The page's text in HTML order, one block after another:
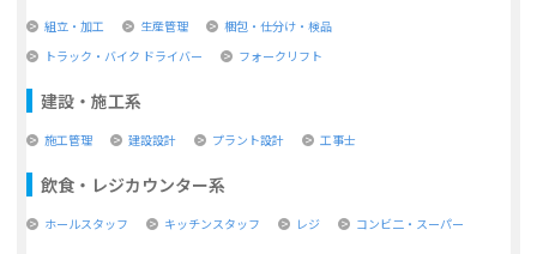
組立・加工 生産管理
梱包・仕分け・検品
トラック・バイク ドライバー
フォークリフト
建設・施工系
施工管理 建設設計 プラント設計 工事士
飲食・レジカウンター系
ホールスタッフ キッチンスタッフ レジ コンビ二・スーパー